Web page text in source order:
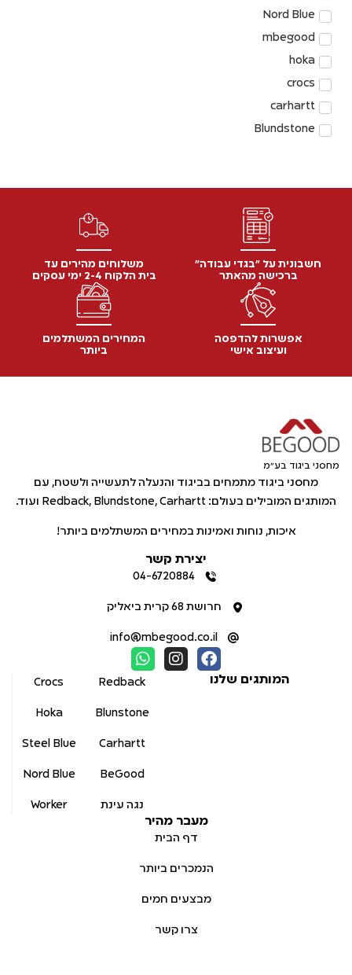
Nord Blue
mbegood
hoka
crocs
carhartt
Blundstone
חשבונית על "בגדי עבודה"
ברכישה מהאתר
משלוחים מהירים עד
בית הלקוח 2-4 ימי עסקים
אפשרות להדפסה
ועיצוב אישי
המחירים המשתלמים
ביותר
מחסני ביגוד בע"מ
מחסני ביגוד מתמחים בביגוד והנעלה לתעשייה ולשטח, עם
המותגים המובילים בעולם: Redback, Blundstone, Carhartt ועוד.
איכות, נוחות ואמינות במחירים המשתלמים ביותר!
מעבר מהיר
דף הבית
הנמכרים ביותר
מבצעים חמים
צרו קשר
המותגים שלנו Redback
Blunstone
Carhartt
BeGood
נגה עינת
Crocs
Hoka
Steel Blue
Nord Blue
Worker
יצירת קשר
04-6720884
חרושת 68 קרית ביאליק
info@mbegood.co.il